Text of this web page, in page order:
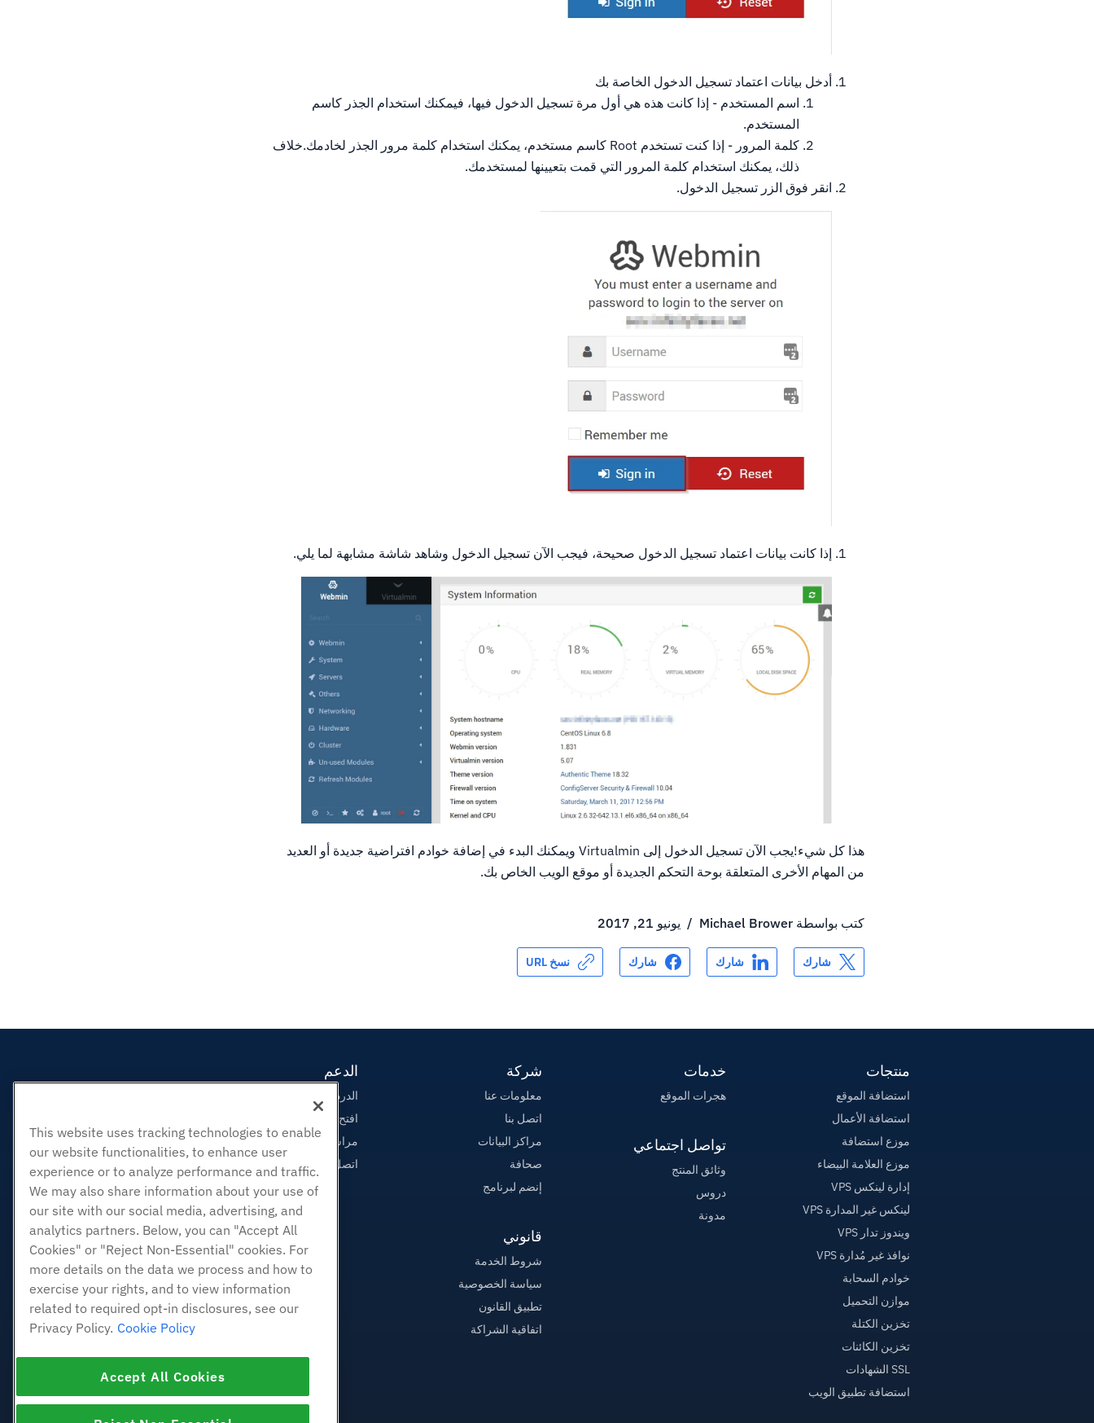
أدخل بيانات اعتماد تسجيل الدخول الخاصة بك
اسم المستخدم - إذا كانت هذه هي أول مرة تسجيل الدخول فيها، فيمكنك استخدام الجذر كاسم
المستخدم.
كلمة المرور - إذا كنت تستخدم Root كاسم مستخدم، يمكنك استخدام كلمة مرور الجذر لخادمك.خلاف
ذلك، يمكنك استخدام كلمة المرور التي قمت بتعيينها لمستخدمك.
انقر فوق الزر تسجيل الدخول.
إذا كانت بيانات اعتماد تسجيل الدخول صحيحة، فيجب الآن تسجيل الدخول وشاهد شاشة مشابهة لما يلي.
هذا كل شيء!يجب الآن تسجيل الدخول إلى Virtualmin ويمكنك البدء في إضافة خوادم افتراضية جديدة أو العديد
من المهام الأخرى المتعلقة بوحة التحكم الجديدة أو موقع الويب الخاص بك.
كتب بواسطة Michael Brower
/ يونيو 21, 2017
شارك شارك شارك نسخ URL
منتجات
استضافة الموقع
استضافة الأعمال
موزع استضافة
موزع العلامة البيضاء
إدارة لينكس VPS
لينكس غير المدارة VPS
ويندوز تدار VPS
نوافذ غير مُدارة VPS
خوادم السحابة
موازن التحميل
تخزين الكتلة
تخزين الكائنات
SSL الشهادات
استضافة تطبيق الويب
خدمات
هجرات الموقع
تواصل اجتماعي
وثائق المنتج
دروس
مدونة
شركة
معلومات عنا
اتصل بنا
مراكز البيانات
صحافة
إنضم لبرنامج
قانوني
شروط الخدمة
سياسة الخصوصية
تطبيق القانون
اتفاقية الشراكة
الدعم
الدردشة الحية معنا
افتح تذكرة الدعم
مراسلتنا على البريد الاليكتروني
اتصل بنا (888) 404-1279
This website uses tracking technologies to enable
our website functionalities, to enhance user
experience or to analyze performance and traffic.
We may also share information about your use of
our site with our social media, advertising, and
analytics partners. Below, you can "Accept All
Cookies" or "Reject Non-Essential" cookies. For
more details on the data we process and how to
exercise your rights, and to view information
related to required opt-in disclosures, see our
Privacy Policy. Cookie Policy
Accept All Cookies